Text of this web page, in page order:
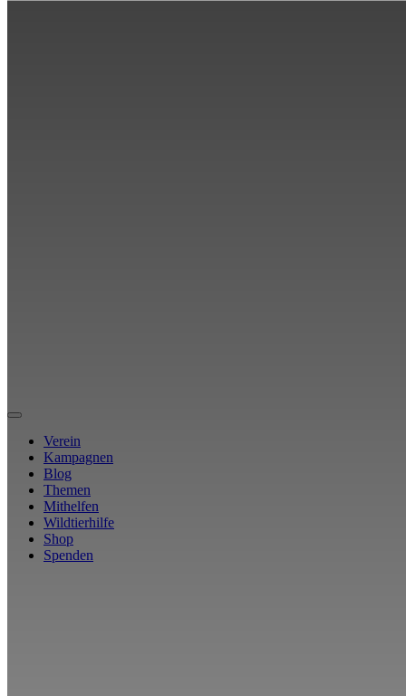
Verein
Kampagnen
Blog
Themen
Mithelfen
Wildtierhilfe
Shop
Spenden